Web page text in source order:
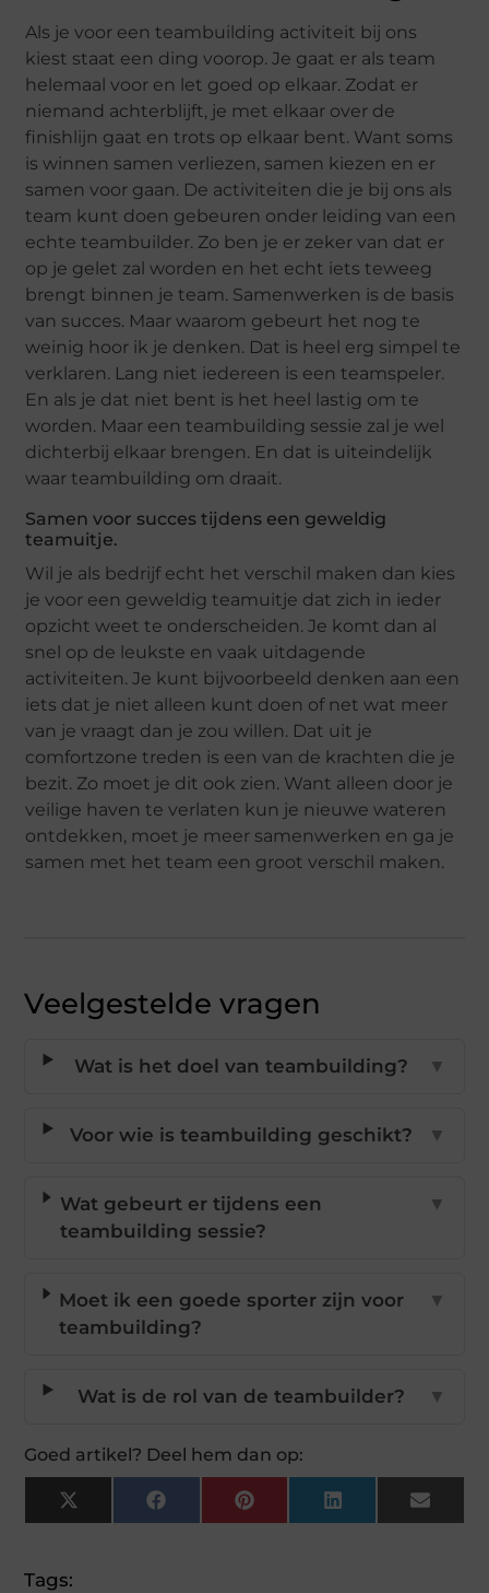
Als je voor een teambuilding activiteit bij ons
kiest staat een ding voorop. Je gaat er als team
helemaal voor en let goed op elkaar. Zodat er
niemand achterblijft, je met elkaar over de
finishlijn gaat en trots op elkaar bent. Want soms
is winnen samen verliezen, samen kiezen en er
samen voor gaan. De activiteiten die je bij ons als
team kunt doen gebeuren onder leiding van een
echte teambuilder. Zo ben je er zeker van dat er
op je gelet zal worden en het echt iets teweeg
brengt binnen je team. Samenwerken is de basis
van succes. Maar waarom gebeurt het nog te
weinig hoor ik je denken. Dat is heel erg simpel te
verklaren. Lang niet iedereen is een teamspeler.
En als je dat niet bent is het heel lastig om te
worden. Maar een teambuilding sessie zal je wel
dichterbij elkaar brengen. En dat is uiteindelijk
waar teambuilding om draait.
Samen voor succes tijdens een geweldig
teamuitje.
Wil je als bedrijf echt het verschil maken dan kies
je voor een geweldig teamuitje dat zich in ieder
opzicht weet te onderscheiden. Je komt dan al
snel op de leukste en vaak uitdagende
activiteiten. Je kunt bijvoorbeeld denken aan een
iets dat je niet alleen kunt doen of net wat meer
van je vraagt dan je zou willen. Dat uit je
comfortzone treden is een van de krachten die je
bezit. Zo moet je dit ook zien. Want alleen door je
veilige haven te verlaten kun je nieuwe wateren
ontdekken, moet je meer samenwerken en ga je
samen met het team een groot verschil maken.
Veelgestelde vragen
Wat is het doel van teambuilding? ▼
Voor wie is teambuilding geschikt? ▼
Wat gebeurt er tijdens een
teambuilding sessie?
▼
Moet ik een goede sporter zijn voor
teambuilding?
▼
Wat is de rol van de teambuilder? ▼
Goed artikel? Deel hem dan op:
X
(Twitter)
FacebookPinterestLinkedInEmail
Tags: